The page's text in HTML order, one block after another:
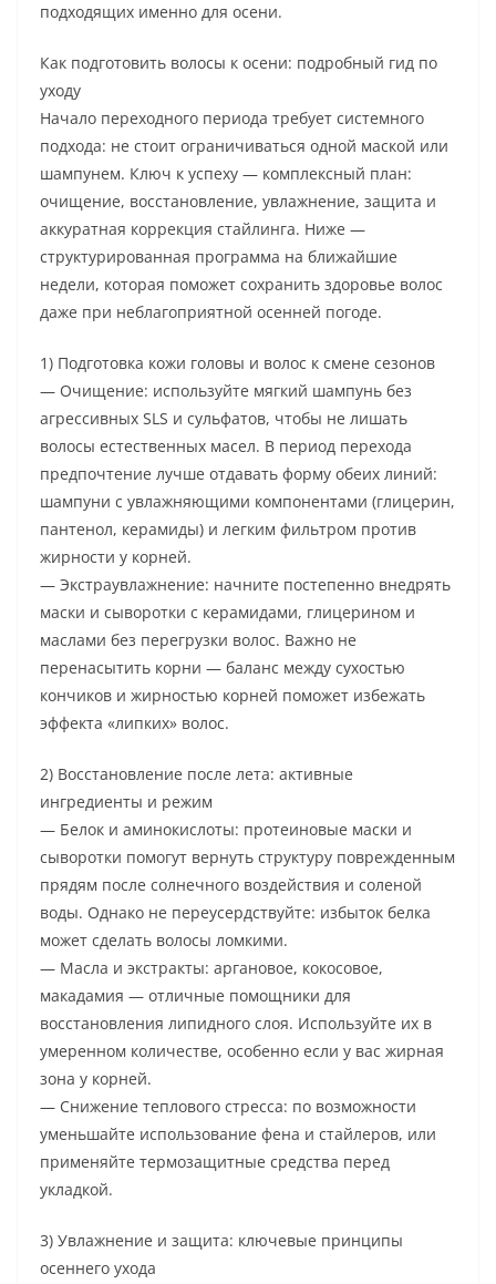
подходящих именно для осени.
Как подготовить волосы к осени: подробный гид по
уходу
Начало переходного периода требует системного
подхода: не стоит ограничиваться одной маской или
шампунем. Ключ к успеху — комплексный план:
очищение, восстановление, увлажнение, защита и
аккуратная коррекция стайлинга. Ниже —
структурированная программа на ближайшие
недели, которая поможет сохранить здоровье волос
даже при неблагоприятной осенней погоде.
1) Подготовка кожи головы и волос к смене сезонов
— Очищение: используйте мягкий шампунь без
агрессивных SLS и сульфатов, чтобы не лишать
волосы естественных масел. В период перехода
предпочтение лучше отдавать форму обеих линий:
шампуни с увлажняющими компонентами (глицерин,
пантенол, керамиды) и легким фильтром против
жирности у корней.
— Экстраувлажнение: начните постепенно внедрять
маски и сыворотки с керамидами, глицерином и
маслами без перегрузки волос. Важно не
перенасытить корни — баланс между сухостью
кончиков и жирностью корней поможет избежать
эффекта «липких» волос.
2) Восстановление после лета: активные
ингредиенты и режим
— Белок и аминокислоты: протеиновые маски и
сыворотки помогут вернуть структуру поврежденным
прядям после солнечного воздействия и соленой
воды. Однако не переусердствуйте: избыток белка
может сделать волосы ломкими.
— Масла и экстракты: аргановое, кокосовое,
макадамия — отличные помощники для
восстановления липидного слоя. Используйте их в
умеренном количестве, особенно если у вас жирная
зона у корней.
— Снижение теплового стресса: по возможности
уменьшайте использование фена и стайлеров, или
применяйте термозащитные средства перед
укладкой.
3) Увлажнение и защита: ключевые принципы
осеннего ухода